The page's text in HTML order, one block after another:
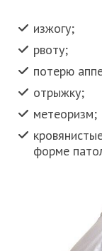
изжогу;
рвоту;
потерю
отрыжку;
метеоризм;
форме